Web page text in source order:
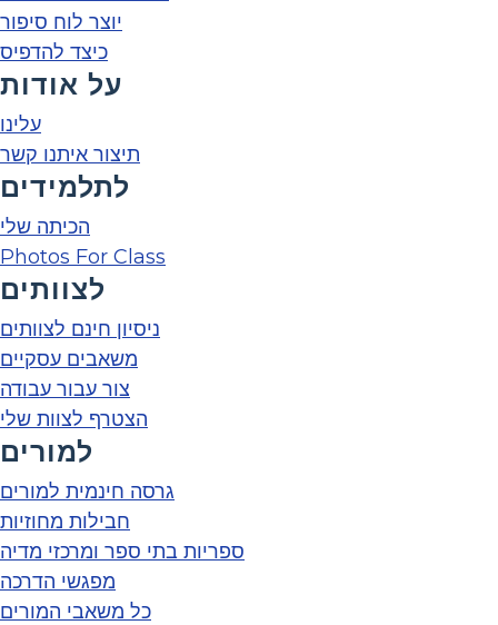
יוצר לוח סיפור
כיצד להדפיס
על אודות
עלינו
תיצור איתנו קשר
לתלמידים
הכיתה שלי
Photos For Class
לצוותים
ניסיון חינם לצוותים
משאבים עסקיים
צור עבור עבודה
הצטרף לצוות שלי
למורים
גרסה חינמית למורים
חבילות מחוזיות
ספריות בתי ספר ומרכזי מדיה
מפגשי הדרכה
כל משאבי המורים